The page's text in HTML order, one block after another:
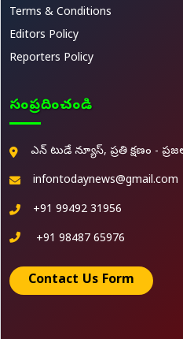
Terms & Conditions
Editors Policy
Reporters Policy
సంప్రదించండి
ఎన్ టుడే న్యూస్, ప్రతి క్షణం -
infontodaynews@gmail.com
+91 99492 31956
+91 98487 65976
Contact Us Form